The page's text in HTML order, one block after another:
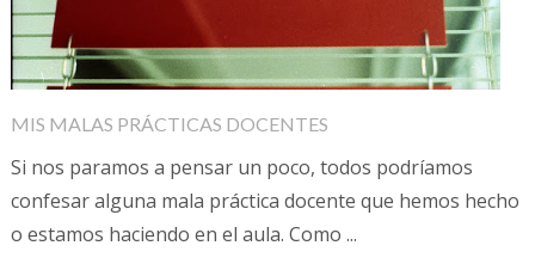
MIS MALAS PRÁCTICAS DOCENTES
Si nos paramos a pensar un poco, todos podríamos
confesar alguna mala práctica docente que hemos hecho
o estamos haciendo en el aula. Como ...